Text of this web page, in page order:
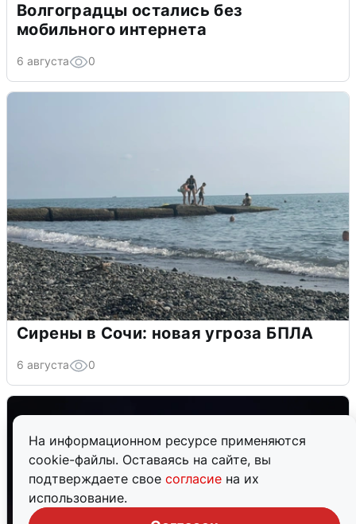
На информационном ресурсе применяются
cookie-файлы. Оставаясь на сайте, вы
подтверждаете свое согласие на их
использование.
Волгоградцы остались без
мобильного интернета
6 августа 0
Сирены в Сочи: новая угроза БПЛА
6 августа 0